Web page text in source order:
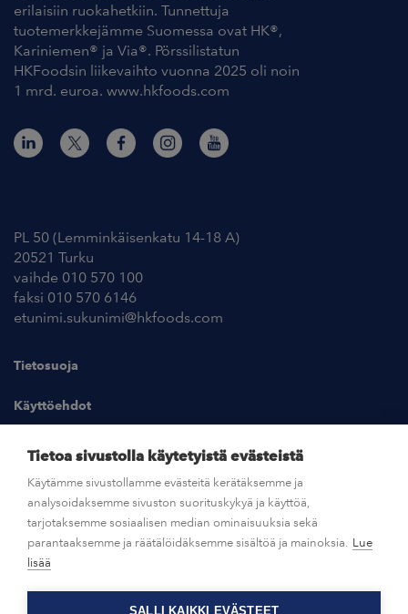
erilaisiin ruokahetkiin. Tunnettuja
tuotemerkkejämme Suomessa ovat HK®,
Kariniemen® ja Via®. Pörssilistatun
HKFoodsin liikevaihto vuonna 2025 oli noin
1 mrd. euroa. www.hkfoods.com
PL 50 (Lemminkäisenkatu 14-18 A)
20521 Turku
vaihde 010 570 100
faksi 010 570 6146
etunimi.sukunimi@hkfoods.com
Tietosuoja
Käyttöehdot
Kuvapankki
UUTISHUONE
Tietoa sivustolla käytetyistä evästeistä
Käytämme sivustollamme evästeitä kerätäksemme ja
analysoidaksemme sivuston suorituskykyä ja käyttöä,
tarjotaksemme sosiaalisen median ominaisuuksia sekä
parantaaksemme ja räätälöidäksemme sisältöä ja mainoksia. Lue
lisää
SALLI KAIKKI EVÄSTEET